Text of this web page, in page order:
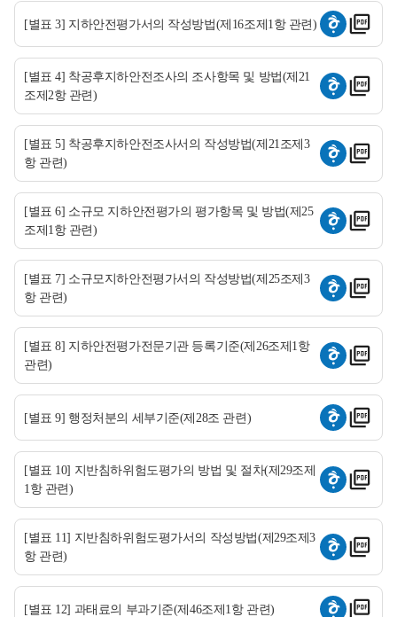
[별표 3] 지하안전평가서의 작성방법(제16조제1항 관련)
[별표 4] 착공후지하안전조사의 조사항목 및 방법(제21
조제2항 관련)
[별표 5] 착공후지하안전조사서의 작성방법(제21조제3
항 관련)
[별표 6] 소규모 지하안전평가의 평가항목 및 방법(제25
조제1항 관련)
[별표 7] 소규모지하안전평가서의 작성방법(제25조제3
항 관련)
[별표 8] 지하안전평가전문기관 등록기준(제26조제1항
관련)
[별표 9] 행정처분의 세부기준(제28조 관련)
[별표 10] 지반침하위험도평가의 방법 및 절차(제29조제
1항 관련)
[별표 11] 지반침하위험도평가서의 작성방법(제29조제3
항 관련)
[별표 12] 과태료의 부과기준(제46조제1항 관련)